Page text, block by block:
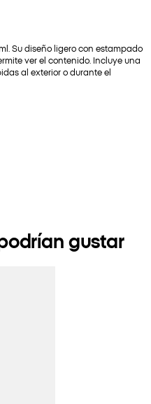
Su diseño ligero con estampado
ver el contenido. Incluye una
al exterior o durante el
gustar